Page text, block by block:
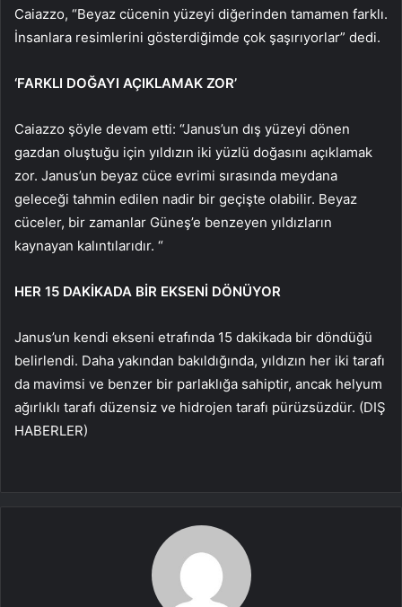
Caiazzo, “Beyaz cücenin yüzeyi diğerinden tamamen farklı.
İnsanlara resimlerini gösterdiğimde çok şaşırıyorlar” dedi.
‘FARKLI DOĞAYI AÇIKLAMAK ZOR’
Caiazzo şöyle devam etti: “Janus’un dış yüzeyi dönen
gazdan oluştuğu için yıldızın iki yüzlü doğasını açıklamak
zor. Janus’un beyaz cüce evrimi sırasında meydana
geleceği tahmin edilen nadir bir geçişte olabilir. Beyaz
cüceler, bir zamanlar Güneş’e benzeyen yıldızların
kaynayan kalıntılarıdır. “
HER 15 DAKİKADA BİR EKSENİ DÖNÜYOR
Janus’un kendi ekseni etrafında 15 dakikada bir döndüğü
belirlendi. Daha yakından bakıldığında, yıldızın her iki tarafı
da mavimsi ve benzer bir parlaklığa sahiptir, ancak helyum
ağırlıklı tarafı düzensiz ve hidrojen tarafı pürüzsüzdür. (DIŞ
HABERLER)